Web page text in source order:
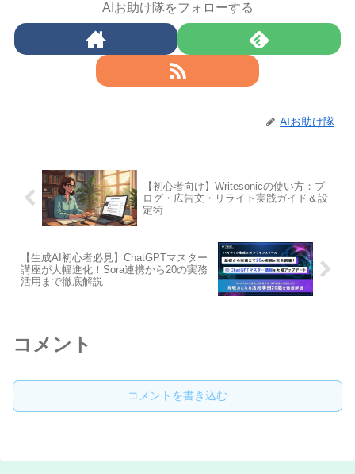
AIお助け隊をフォローする
AIお助け隊
【初心者向け】Writesonicの使い方：ブ
ログ・広告文・リライト実践ガイド＆設
定術
【生成AI初心者必見】ChatGPTマスター
講座が大幅進化！Sora連携から20の実務
活用まで徹底解説
コメント
コメントを書き込む